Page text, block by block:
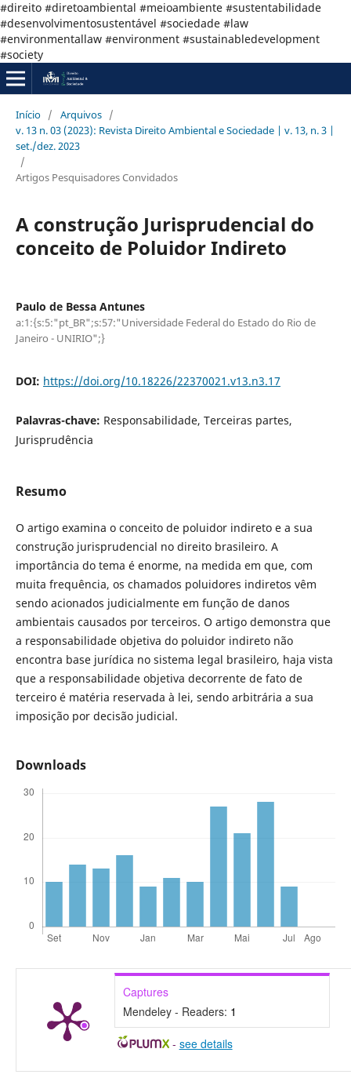
#direito #diretoambiental #meioambiente #sustentabilidade
#desenvolvimentosustentável #sociedade #law
#environmentallaw #environment #sustainabledevelopment
#society
Início / Arquivos /
v. 13 n. 03 (2023): Revista Direito Ambiental e Sociedade | v. 13, n. 3 |
set./dez. 2023
/
Artigos Pesquisadores Convidados
A construção Jurisprudencial do
conceito de Poluidor Indireto
Paulo de Bessa Antunes
a:1:{s:5:"pt_BR";s:57:"Universidade Federal do Estado do Rio de
Janeiro - UNIRIO";}
DOI: https://doi.org/10.18226/22370021.v13.n3.17
Palavras-chave: Responsabilidade, Terceiras partes,
Jurisprudência
Resumo
O artigo examina o conceito de poluidor indireto e a sua
construção jurisprudencial no direito brasileiro. A
importância do tema é enorme, na medida em que, com
muita frequência, os chamados poluidores indiretos vêm
sendo acionados judicialmente em função de danos
ambientais causados por terceiros. O artigo demonstra que
a responsabilidade objetiva do poluidor indireto não
encontra base jurídica no sistema legal brasileiro, haja vista
que a responsabilidade objetiva decorrente de fato de
terceiro é matéria reservada à lei, sendo arbitrária a sua
imposição por decisão judicial.
Downloads
Captures
Mendeley - Readers: 1
- see details